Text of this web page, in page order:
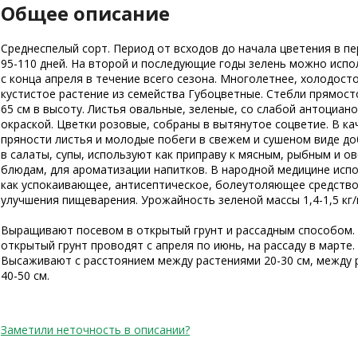
Общее описание
Среднеспелый сорт. Период от всходов до начала цветения в
95-110 дней. На второй и последующие годы зелень можно
с конца апреля в течение всего сезона. Многолетнее,
кустистое растение из семейства Губоцветные. Стебли
65 см в высоту. Листья овальные, зеленые, со слабой
окраской. Цветки розовые, собраны в вытянутое соцветие. В
пряности листья и молодые побеги в свежем и сушеном виде
в салаты, супы, используют как приправу к мясным, рыбным и
блюдам, для ароматизации напитков. В народной медицине
как успокаивающее, антисептическое, болеутоляющее
улучшения пищеварения. Урожайность зеленой массы 1,4-1,5
Выращивают посевом в открытый грунт и рассадным способом.
открытый грунт проводят с апреля по июнь, на рассаду в марте.
Высаживают с расстоянием между растениями 20-30 см, между
40-50 см.
Заметили неточность в описании?